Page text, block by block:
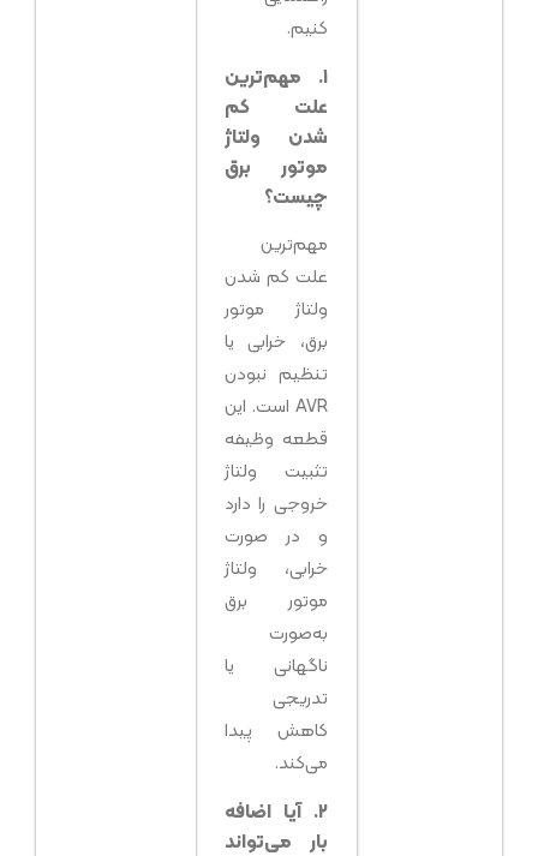
کنیم.
۱. مهم‌ترین
علت کم
شدن ولتاژ
موتور برق
چیست؟
مهم‌ترین
علت کم شدن
ولتاژ موتور
برق، خرابی یا
تنظیم نبودن
AVR است. این
قطعه وظیفه
تثبیت ولتاژ
خروجی را دارد
و در صورت
خرابی، ولتاژ
موتور برق
به‌صورت
ناگهانی یا
تدریجی
کاهش پیدا
می‌کند.
۲. آیا اضافه
بار می‌تواند